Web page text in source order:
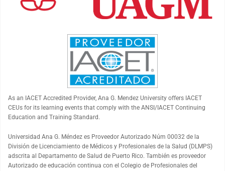
As an IACET Accredited Provider, Ana G. Mendez University offers IACET
CEUs for its learning events that comply with the ANSI/ IACET Continuing
Education and Training Standard.
Universidad Ana G. Méndez es Proveedor Autorizado Núm 00032 de la
División de Licenciamiento de Médicos y Profesionales de la Salud (DLMPS)
adscrita al Departamento de Salud de Puerto Rico. También es proveedor
Autorizado de educación continua con el Colegio de Profesionales del